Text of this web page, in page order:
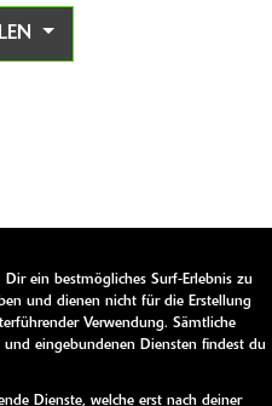
Barrierefreiheit
powered by 1000PS
ein bestmögliches Surf-Erlebnis zu
und dienen nicht für die Erstellung
Verwendung. Sämtliche
eingebundenen Diensten findest du
Dienste, welche erst nach deiner